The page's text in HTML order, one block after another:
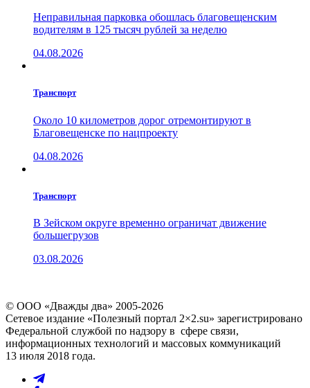
Неправильная парковка обошлась благовещенским
водителям в 125 тысяч рублей за неделю
04.08.2026
Транспорт
Около 10 километров дорог отремонтируют в
Благовещенске по нацпроекту
04.08.2026
Транспорт
В Зейском округе временно ограничат движение
большегрузов
03.08.2026
© ООО «Дважды два» 2005-2026
Сетевое издание «Полезный портал 2×2.su» зарегистрировано
Федеральной службой по надзору в сфере связи,
информационных технологий и массовых коммуникаций
13 июля 2018 года.